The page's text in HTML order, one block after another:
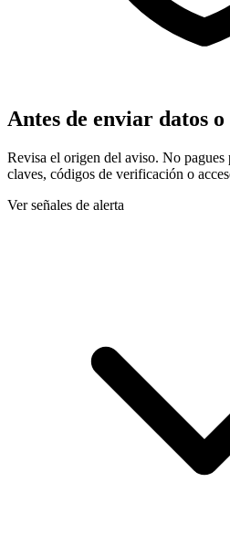
Antes de enviar datos
Revisa el origen del aviso. No pagues
claves, códigos de verificación o
Ver señales de alerta